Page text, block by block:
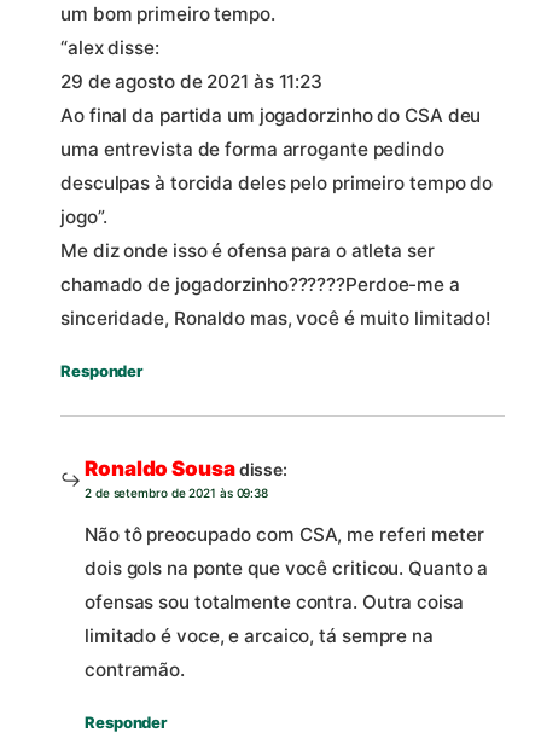
um bom primeiro tempo.
“alex disse:
29 de agosto de 2021 às 11:23
Ao final da partida um jogadorzinho do CSA deu
uma entrevista de forma arrogante pedindo
desculpas à torcida deles pelo primeiro tempo do
jogo”.
Me diz onde isso é ofensa para o atleta ser
chamado de jogadorzinho??????Perdoe-me a
sinceridade, Ronaldo mas, você é muito limitado!
Responder
Ronaldo Sousadisse:
2 de setembro de 2021 às 09:38
Não tô preocupado com CSA, me referi meter
dois gols na ponte que você criticou. Quanto a
ofensas sou totalmente contra. Outra coisa
limitado é voce, e arcaico, tá sempre na
contramão.
Responder